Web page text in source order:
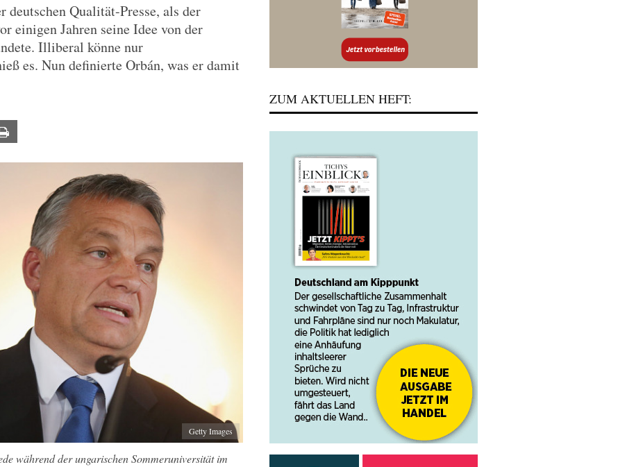
Qualität-Presse, als der
einigen Jahren seine Idee von der
Illiberal könne nur
es. Nun definierte Orbán, was er damit
Getty Images
während der ungarischen Sommeruniversität im
ZUM AKTUELLEN HEFT: